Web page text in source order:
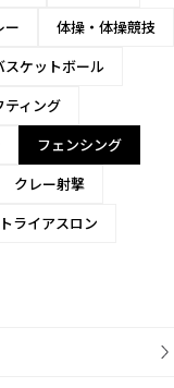
ー
体操・体操競技
スケットボール
ティング
フェンシング
クレー射撃
トライアスロン